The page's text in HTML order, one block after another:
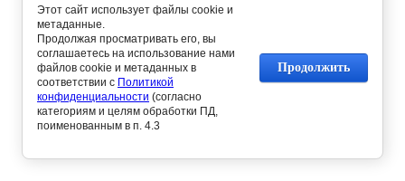
Этот сайт использует файлы cookie и
метаданные.
Продолжая просматривать его, вы
соглашаетесь на использование нами
файлов cookie и метаданных в
соответствии с Политикой
конфиденциальности (согласно
категориям и целям обработки ПД,
поименованным в п. 4.3
Продолжить